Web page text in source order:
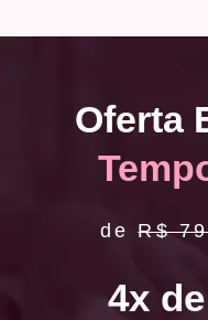
Oferta
deR$
4x de